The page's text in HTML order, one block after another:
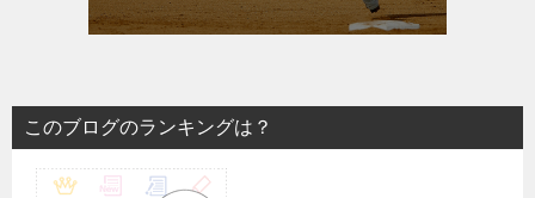
このブログのランキングは？